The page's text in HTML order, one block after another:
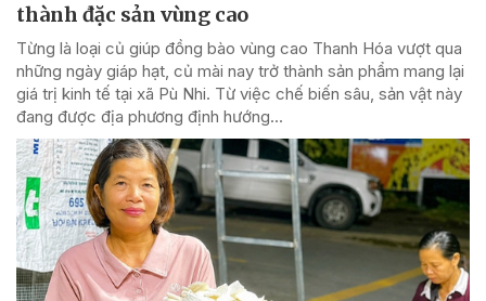
thành đặc sản vùng cao
Từng là loại củ giúp đồng bào vùng cao Thanh Hóa vượt qua
những ngày giáp hạt, củ mài nay trở thành sản phẩm mang lại
giá trị kinh tế tại xã Pù Nhi. Từ việc chế biến sâu, sản vật này
đang được địa phương định hướng...